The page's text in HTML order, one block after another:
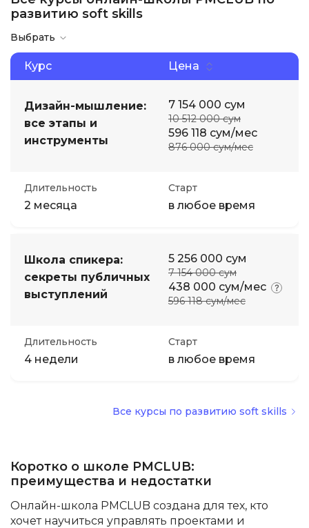
развитию soft skills
Выбрать
Курс Цена
Дизайн-мышление:
все этапы и
инструменты
7 154 000 сум
10 512 000 сум
596 118 сум/мес
876 000 сум/мес
Длительность
2 месяца
Старт
в любое время
Школа спикера:
секреты публичных
выступлений
5 256 000 сум
7 154 000 сум
438 000 сум/мес
596 118 сум/мес
Длительность
4 недели
Старт
в любое время
Все курсы по развитию soft skills
Коротко о школе PMCLUB:
преимущества и недостатки
Онлайн-школа PMCLUB создана для тех, кто
хочет научиться управлять проектами и